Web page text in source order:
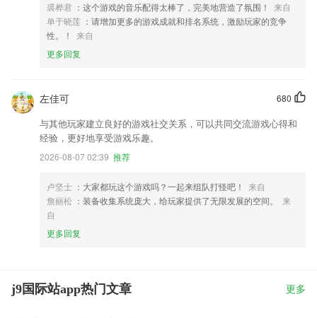
裘桦君 ：这个游戏的音乐配得太棒了，完美地营造了氛围！
来自
单于晓莲 ：请增加更多的游戏成就和排名系统，激励玩家的竞争
性。！
来自
更多回复
680
左佳可
与其他玩家建立良好的游戏社交关系，可以共同交流游戏心得和
经验，更好地享受游戏乐趣。
2026-08-07 02:39 推荐
卢坚士 ：大家都玩这个游戏吗？一起来组队打怪吧！
来自
詹丽松 ：装备收集系统庞大，给玩家提供了无限发展的空间。
来
自
更多回复
j9国际站app热门文章 更多